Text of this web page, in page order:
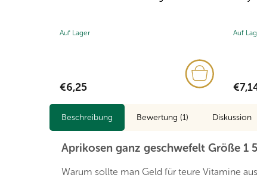
Auf Lager
€6,25
Auf
Beschreibung Bewertung (1) Diskussion
Aprikosen ganz geschwefelt Größe 1
Warum sollte man Geld für teure Vitamine